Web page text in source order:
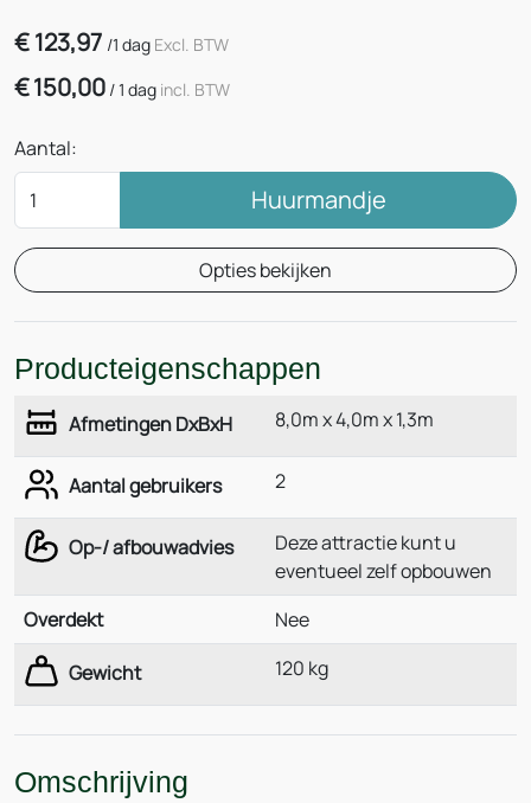
€123,97 /1 dag Excl. BTW
€150,00 /1 dag incl. BTW
Aantal:
Huurmandje
Opties bekijken
Producteigenschappen
Afmetingen DxBxH 8,0m x 4,0m x 1,3m
Aantal gebruikers 2
Op-/ afbouwadvies
Deze attractie kunt u
eventueel zelf opbouwen
Overdekt
Nee
Gewicht 120 kg
Omschrijving